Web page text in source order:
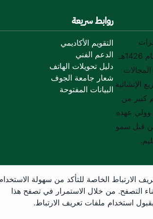
والنجاحات منذ إنشائها في أواسط العام 1426هـ
الإنشائية
كبير من
عهده
قبل سمو
روابط سريعة
التقويم الأكاديمي
الدعم الفني
دليل تحويلات الهاتف
شعار جامعة الجوف
البيانات المفتوحة
الارتباط الخاصة للتأكد من سهولة الاستخدام
التصفح. من خلال الاستمرار في تصفح هذا
استخدام ملفات تعريف الارتباط.